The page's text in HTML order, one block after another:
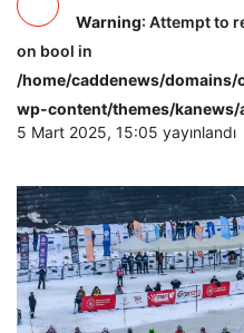
Warning: Attempt to
on bool in
/home/caddenews/
wp-content/themes/
5 Mart 2025, 15:05 yayınlandı